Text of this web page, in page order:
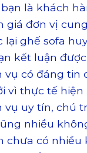
là khách
giá đơn vị
lại ghế sofa
kết luận
vụ có đáng tin
vì thực tế hiện
vụ uy tín, chú
nhiều
chưa có nhiều